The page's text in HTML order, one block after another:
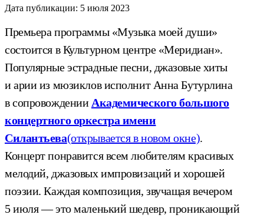
Дата публикации: 5 июля 2023
Премьера программы «Музыка моей души»
состоится в Культурном центре «Меридиан».
Популярные эстрадные песни, джазовые хиты
и арии из мюзиклов исполнит Анна Бутурлина
в сопровождении Академического большого
концертного оркестра имени
Силантьева(открывается в новом окне).
Концерт понравится всем любителям красивых
мелодий, джазовых импровизаций и хорошей
поэзии. Каждая композиция, звучащая вечером
5 июля — это маленький шедевр, проникающий